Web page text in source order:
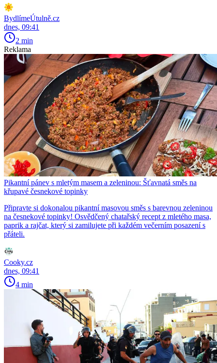
BydlímeÚtulně.cz
dnes, 09:41
2 min
Reklama
Pikantní pánev s mletým masem a zeleninou: Šťavnatá směs na
křupavé česnekové topinky
Připravte si dokonalou pikantní masovou směs s barevnou zeleninou
na česnekové topinky! Osvědčený chatařský recept z mletého masa,
paprik a rajčat, který si zamilujete při každém večerním posazení s
přáteli.
Cooky.cz
dnes, 09:41
4 min